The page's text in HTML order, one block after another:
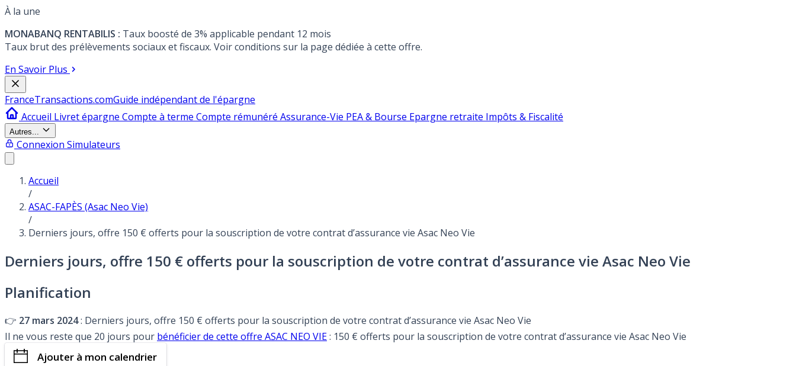
À la une
MONABANQ RENTABILIS : Taux boosté de 3% applicable pendant 12 mois
Taux brut des prélèvements sociaux et fiscaux. Voir conditions sur la page dédiée à cette offre.
En Savoir Plus
FranceTransactions.comGuide indépendant de l'épargne
Accueil Livret épargne Compte à terme Compte rémunéré Assurance-Vie PEA & Bourse Epargne retraite Impôts & Fiscalité
Autres...
Connexion Simulateurs
Accueil
/
ASAC-FAPÈS (Asac Neo Vie)
/
Derniers jours, offre 150 € offerts pour la souscription de votre contrat d’assurance vie Asac Neo Vie
Derniers jours, offre 150 € offerts pour la souscription de votre contrat d’assurance vie Asac Neo Vie
Planification
👉 27 mars 2024: Derniers jours, offre 150 € offerts pour la souscription de votre contrat d’assurance vie Asac Neo Vie
Il ne vous reste que 20 jours pour bénéficier de cette offre ASAC NEO VIE: 150 € offerts pour la souscription de votre contrat d’assurance vie Asac Neo Vie
Ajouter à mon calendrier